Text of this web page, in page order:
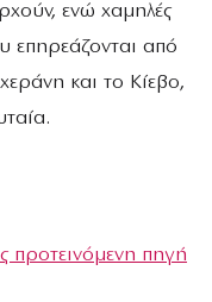
ενώ χαμηλές
επηρεάζονται από
και το Κίεβο,
πηγή